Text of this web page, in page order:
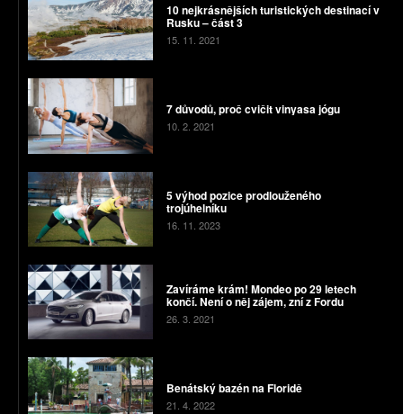
10 nejkrásnějších turistických destinací v
Rusku – část 3
15. 11. 2021
7 důvodů, proč cvičit vinyasa jógu
10. 2. 2021
5 výhod pozice prodlouženého
trojúhelníku
16. 11. 2023
Zavíráme krám! Mondeo po 29 letech
končí. Není o něj zájem, zní z Fordu
26. 3. 2021
Benátský bazén na Floridě
21. 4. 2022